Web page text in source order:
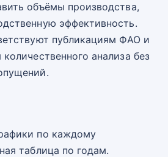
объёмы производства,
эффективность.
публикациям ФАО и
анализа без
по каждому
таблица по годам.